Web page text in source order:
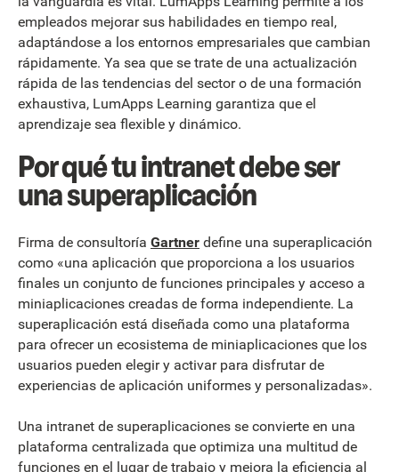
empleados mejorar sus habilidades en tiempo real,
adaptándose a los entornos empresariales que cambian
rápidamente. Ya sea que se trate de una actualización
rápida de las tendencias del sector o de una formación
exhaustiva, LumApps Learning garantiza que el
aprendizaje sea flexible y dinámico.
Por qué tu intranet debe ser
una superaplicación
Firma de consultoría Gartner define una superaplicación
como «una aplicación que proporciona a los usuarios
finales un conjunto de funciones principales y acceso a
miniaplicaciones creadas de forma independiente. La
superaplicación está diseñada como una plataforma
para ofrecer un ecosistema de miniaplicaciones que los
usuarios pueden elegir y activar para disfrutar de
experiencias de aplicación uniformes y personalizadas».
Una intranet de superaplicaciones se convierte en una
plataforma centralizada que optimiza una multitud de
funciones en el lugar de trabajo y mejora la eficiencia al